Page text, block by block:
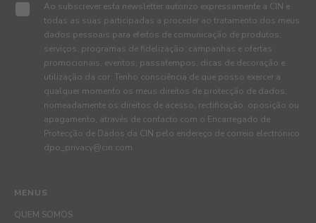
MENUS
QUEM SOMOS
Ao subscrever esta newsletter autorizo expressamente a CIN e
todas as suas participadas a proceder ao tratamento dos meus
dados pessoais para efeitos de comunicação de produtos,
serviços, programas de fidelização, campanhas e ofertas
promocionais, eventos, passatempos, dicas de decoração e
utilização da cor. Tenho consciência de que posso exercer a
qualquer momento os meus direitos de protecção de dados,
nomeadamente os direitos de acesso, rectificação, oposição ou
apagamento, através de contacto com o Encarregado de
Protecção de Dados da CIN pelo endereço de correio electrónico
dpo_privacy@cin.com